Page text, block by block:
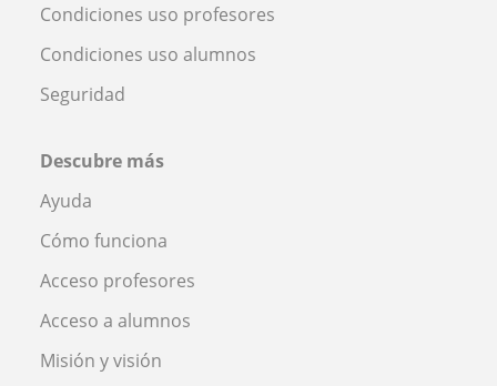
Condiciones uso profesores
Condiciones uso alumnos
Seguridad
Descubre más
Ayuda
Cómo funciona
Acceso profesores
Acceso a alumnos
Misión y visión